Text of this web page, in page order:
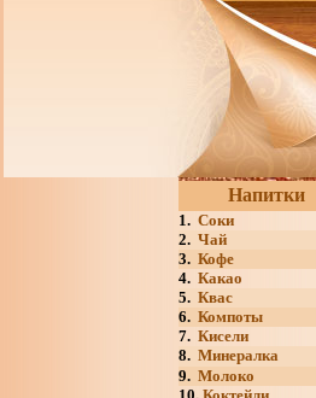
Напитки
1. Соки
2. Чай
3. Кофе
4. Какао
5. Квас
6. Компоты
7. Кисели
8. Минералка
9. Молоко